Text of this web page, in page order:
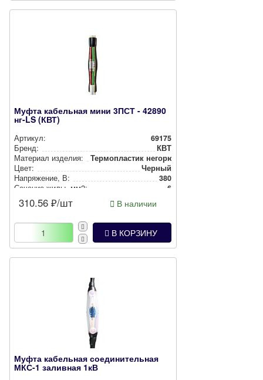
Муфта кабельная мини 3ПСТ - 42890
нг-LS (КВТ)
Артикул:
69175
Бренд:
КВТ
Материал изделия:
Тер­моп­лас­тик негорючий
Цвет:
Черный
Нап­ря­же­ние, В:
380
Сечение жилы, мм2:
6
310.56 ₽/шт В наличии
В КОРЗИНУ
Муфта кабельная соединительная
МКС-1 заливная 1кВ